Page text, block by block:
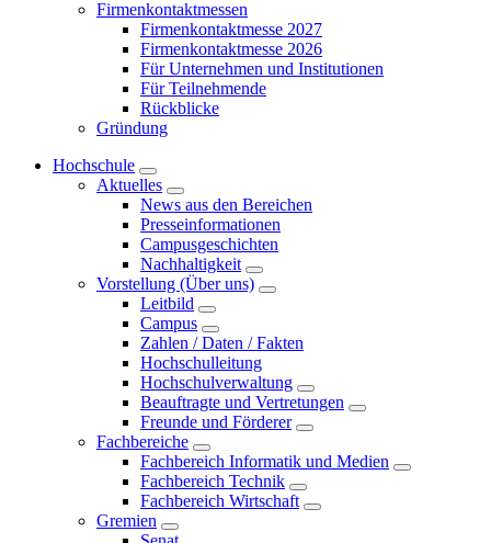
Firmenkontaktmessen
Firmenkontaktmesse 2027
Firmenkontaktmesse 2026
Für Unternehmen und Institutionen
Für Teilnehmende
Rückblicke
Gründung
Hochschule
Aktuelles
News aus den Bereichen
Presseinformationen
Campusgeschichten
Nachhaltigkeit
Vorstellung (Über uns)
Leitbild
Campus
Zahlen / Daten / Fakten
Hochschulleitung
Hochschulverwaltung
Beauftragte und Vertretungen
Freunde und Förderer
Fachbereiche
Fachbereich Informatik und Medien
Fachbereich Technik
Fachbereich Wirtschaft
Gremien